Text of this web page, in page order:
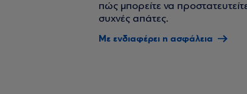
πώς μπορείτε να προστατευτείτε
συχνές απάτες.
Με ενδιαφέρει η ασφάλεια